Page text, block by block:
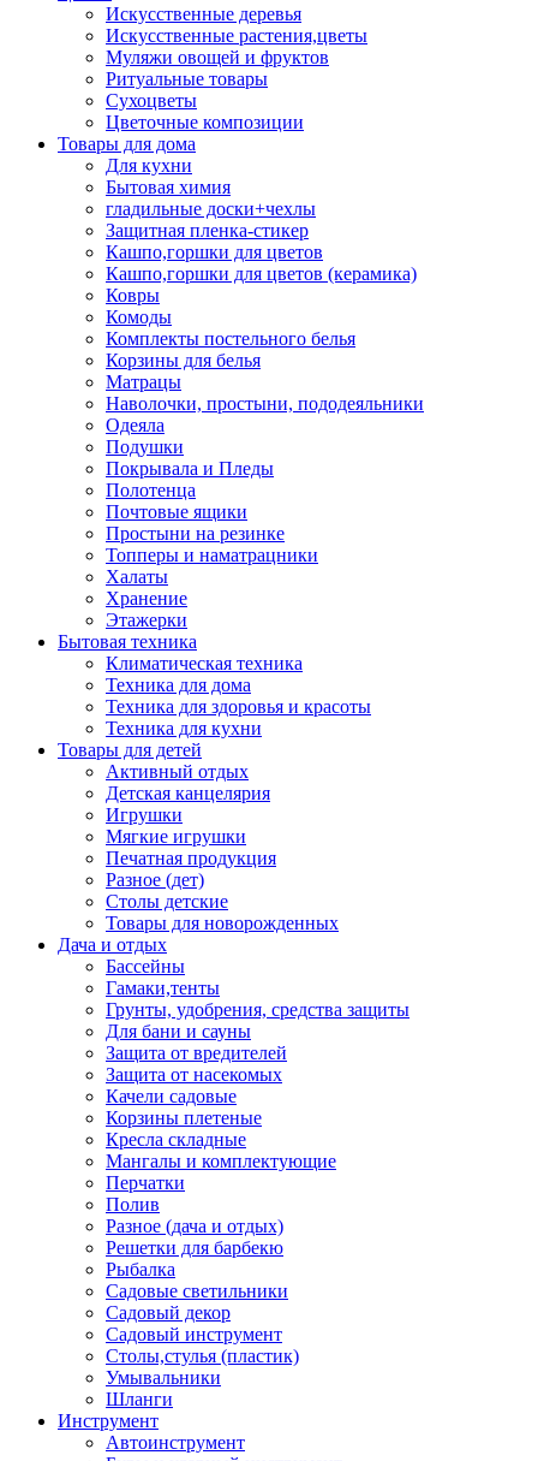
Искусственные деревья
Искусственные растения,цветы
Муляжи овощей и фруктов
Ритуальные товары
Сухоцветы
Цветочные композиции
Товары для дома
Для кухни
Бытовая химия
гладильные доски+чехлы
Защитная пленка-стикер
Кашпо,горшки для цветов
Кашпо,горшки для цветов (керамика)
Ковры
Комоды
Комплекты постельного белья
Корзины для белья
Матрацы
Наволочки, простыни, пододеяльники
Одеяла
Подушки
Покрывала и Пледы
Полотенца
Почтовые ящики
Простыни на резинке
Топперы и наматрацники
Халаты
Хранение
Этажерки
Бытовая техника
Климатическая техника
Техника для дома
Техника для здоровья и красоты
Техника для кухни
Товары для детей
Активный отдых
Детская канцелярия
Игрушки
Мягкие игрушки
Печатная продукция
Разное (дет)
Столы детские
Товары для новорожденных
Дача и отдых
Бассейны
Гамаки,тенты
Грунты, удобрения, средства защиты
Для бани и сауны
Защита от вредителей
Защита от насекомых
Качели садовые
Корзины плетеные
Кресла складные
Мангалы и комплектующие
Перчатки
Полив
Разное (дача и отдых)
Решетки для барбекю
Рыбалка
Садовые светильники
Садовый декор
Садовый инструмент
Столы,стулья (пластик)
Умывальники
Шланги
Инструмент
Автоинструмент